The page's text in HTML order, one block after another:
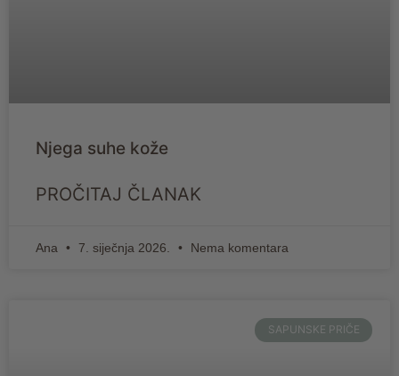
Njega suhe kože
PROČITAJ ČLANAK
Ana 7. siječnja 2026. Nema komentara
SAPUNSKE PRIČE